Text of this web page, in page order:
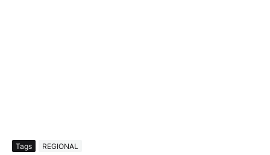
Tags REGIONAL